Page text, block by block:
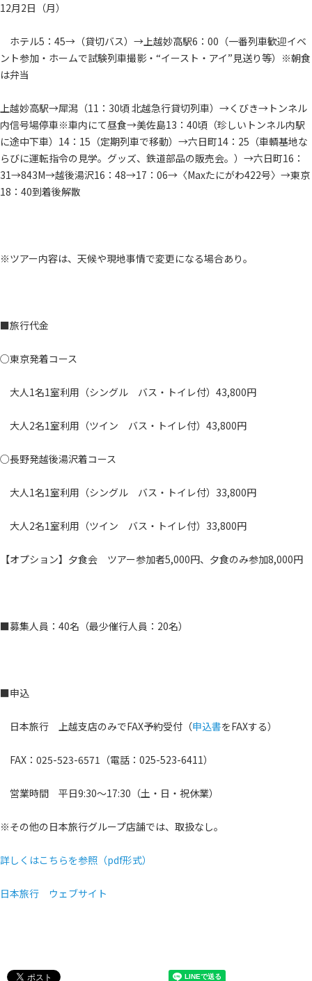
12月2日（月）
ホテル5：45→（貸切バス）→上越妙高駅6：00（一番列車歓迎イベ
ント参加・ホームで試験列車撮影・“イースト・アイ”見送り等）※朝食
は弁当
上越妙高駅→犀潟（11：30頃 北越急行貸切列車）→くびき→トンネル
内信号場停車※車内にて昼食→美佐島13：40頃（珍しいトンネル内駅
に途中下車）14：15（定期列車で移動）→六日町14：25（車輌基地な
らびに運転指令の見学。グッズ、鉄道部品の販売会。）→六日町16：
31→843M→越後湯沢16：48→17：06→〈Maxたにがわ422号〉→東京
18：40到着後解散
※ツアー内容は、天候や現地事情で変更になる場合あり。
■旅行代金
○東京発着コース
大人1名1室利用（シングル バス・トイレ付）43,800円
大人2名1室利用（ツイン バス・トイレ付）43,800円
○長野発越後湯沢着コース
大人1名1室利用（シングル バス・トイレ付）33,800円
大人2名1室利用（ツイン バス・トイレ付）33,800円
【オプション】夕食会 ツアー参加者5,000円、夕食のみ参加8,000円
■募集人員：40名（最少催行人員：20名）
■申込
日本旅行 上越支店のみでFAX予約受付（申込書をFAXする）
FAX：025-523-6571（電話：025-523-6411）
営業時間 平日9:30～17:30（土・日・祝休業）
※その他の日本旅行グループ店舗では、取扱なし。
詳しくはこちらを参照（pdf形式）
日本旅行 ウェブサイト